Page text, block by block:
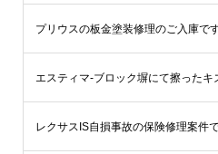
プリウスの板金塗装修理のご入庫で
エスティマ-ブロック塀にて擦った
レクサスIS自損事故の保険修理案件